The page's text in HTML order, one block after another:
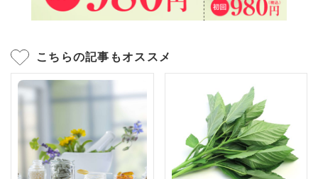
こちらの記事もオススメ